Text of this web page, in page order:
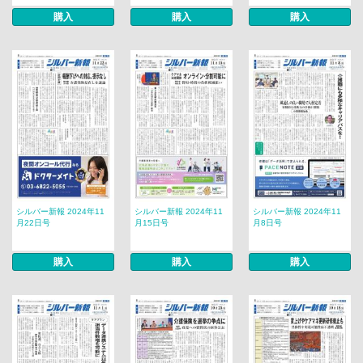
購入 購入 購入
シルバー新報 2024年11
月22日号
購入
シルバー新報 2024年11
月15日号
購入
シルバー新報 2024年11
月8日号
購入